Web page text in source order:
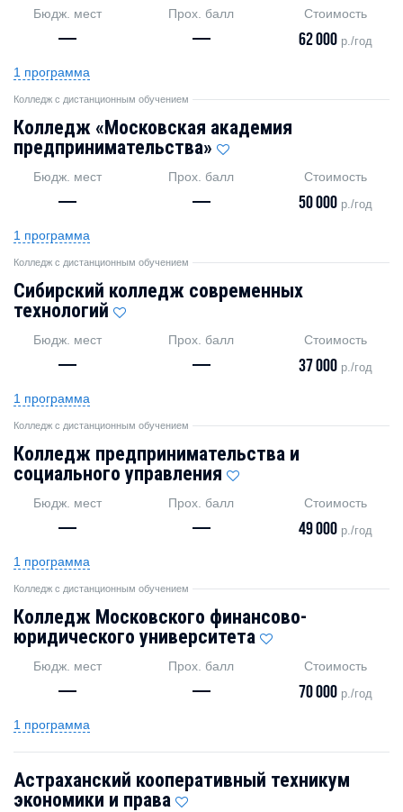
Бюдж. мест
—
Прох. балл
—
Стоимость
62 000 р./год
1 программа
Колледж с дистанционным обучением
Колледж «Московская академия
предпринимательства»
Бюдж. мест
—
Прох. балл
—
Стоимость
50 000 р./год
1 программа
Колледж с дистанционным обучением
Сибирский колледж современных
технологий
Бюдж. мест
—
Прох. балл
—
Стоимость
37 000 р./год
1 программа
Колледж с дистанционным обучением
Колледж предпринимательства и
социального управления
Бюдж. мест
—
Прох. балл
—
Стоимость
49 000 р./год
1 программа
Колледж с дистанционным обучением
Колледж Московского финансово-
юридического университета
Бюдж. мест
—
Прох. балл
—
Стоимость
70 000 р./год
1 программа
Астраханский кооперативный техникум
экономики и права